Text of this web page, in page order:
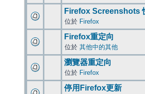
Firefox Screenshots
位於 Firefox
Firefox重定向
位於 其他中的其他
瀏覽器重定向
位於 Firefox
停用Firefox更新